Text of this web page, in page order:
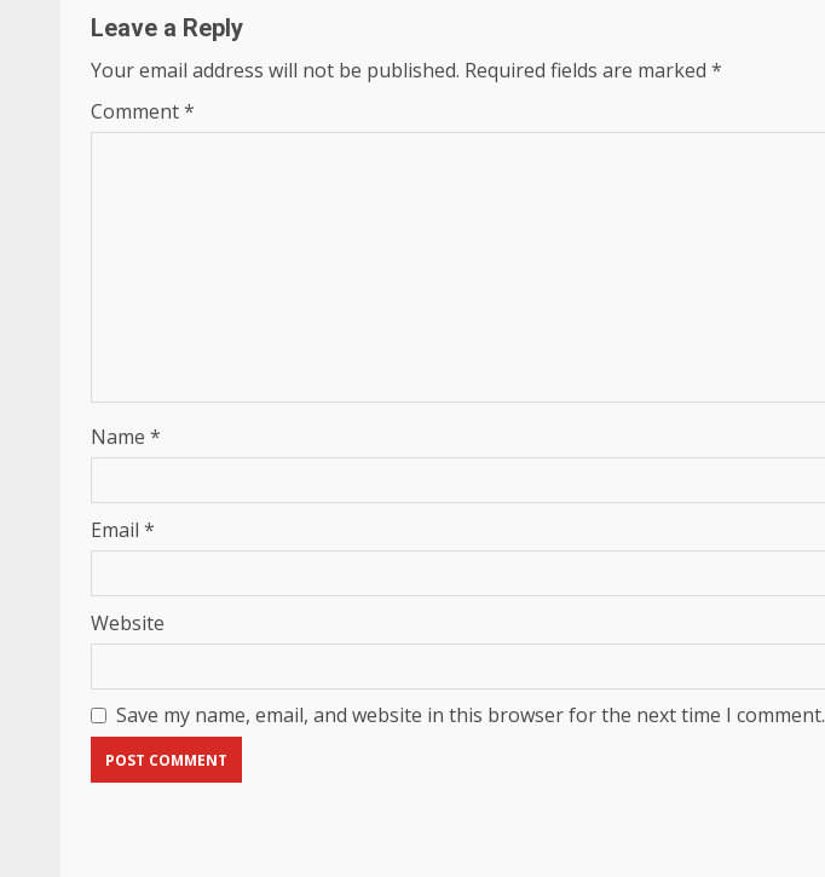
Leave a Reply
Your email address will not be published. Required fields are marked *
Comment*
Name *
Email *
Website
Save my name, email, and website in this browser for the next time I comment.